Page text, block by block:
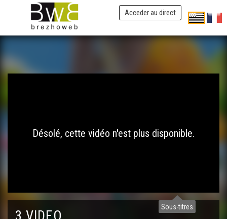
Acceder au direct
Sous-titres
Désolé, cette vidéo n'est plus disponible.